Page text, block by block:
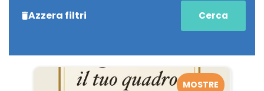
Azzera filtri
MOSTRE